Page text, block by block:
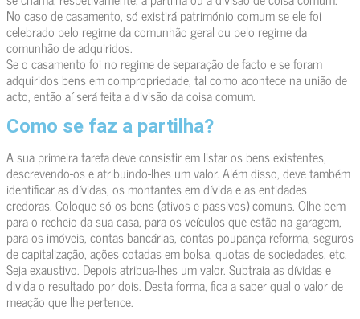
No caso de casamento, só existirá património comum se ele foi
celebrado pelo regime da comunhão geral ou pelo regime da
comunhão de adquiridos.
Se o casamento foi no regime de separação de facto e se foram
adquiridos bens em compropriedade, tal como acontece na união de
acto, então aí será feita a divisão da coisa comum.
Como se faz a partilha?
A sua primeira tarefa deve consistir em listar os bens existentes,
descrevendo-os e atribuindo-lhes um valor. Além disso, deve também
identificar as dívidas, os montantes em dívida e as entidades
credoras. Coloque só os bens (ativos e passivos) comuns. Olhe bem
para o recheio da sua casa, para os veículos que estão na garagem,
para os imóveis, contas bancárias, contas poupança-reforma, seguros
de capitalização, ações cotadas em bolsa, quotas de sociedades, etc.
Seja exaustivo. Depois atribua-lhes um valor. Subtraia as dívidas e
divida o resultado por dois. Desta forma, fica a saber qual o valor de
meação que lhe pertence.